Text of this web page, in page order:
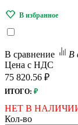
В сравнение
В
Цена с НДС
75 820.56 ₽
ИТОГО: ₽
НЕТ В
Кол-во